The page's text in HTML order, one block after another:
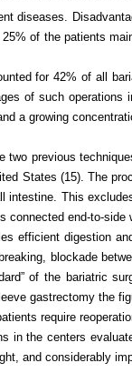
diseases.
of the patients
for 42% of all
of such
a growing
previous
States (15). The
This
end-to-
efficient digestion
blockade
of the bariatric
gastrectomy the
require
the centers
and considerably